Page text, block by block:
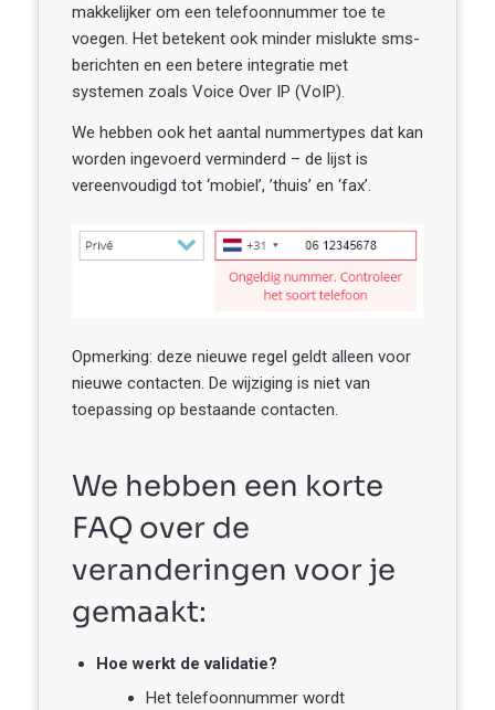
makkelijker om een telefoonnummer toe te
voegen. Het betekent ook minder mislukte sms-
berichten en een betere integratie met
systemen zoals Voice Over IP (VoIP).
We hebben ook het aantal nummertypes dat kan
worden ingevoerd verminderd – de lijst is
vereenvoudigd tot ‘mobiel’, ’thuis’ en ‘fax’.
Opmerking: deze nieuwe regel geldt alleen voor
nieuwe contacten. De wijziging is niet van
toepassing op bestaande contacten.
We hebben een korte
FAQ over de
veranderingen voor je
gemaakt:
Hoe werkt de validatie?
Het telefoonnummer wordt